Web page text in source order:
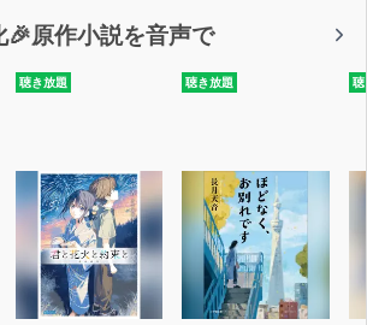
🎉原作小説を音声で
聴き放題 聴き放題 聴